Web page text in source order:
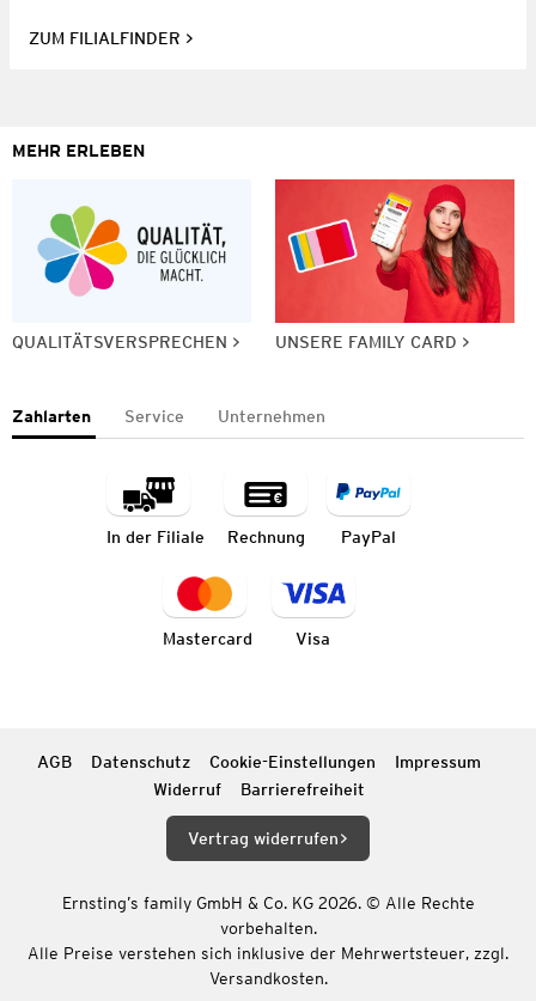
ZUM FILIALFINDER
MEHR ERLEBEN
QUALITÄTSVERSPRECHEN UNSERE FAMILY CARD
Zahlarten Service Unternehmen
In der Filiale Rechnung PayPal
Mastercard Visa
AGB Datenschutz Cookie-Einstellungen
Impressum
Widerruf
Barrierefreiheit
Vertrag widerrufen
Ernsting’s family GmbH & Co. KG 2026. © Alle Rechte
vorbehalten.
Alle Preise verstehen sich inklusive der Mehrwertsteuer, zzgl.
Versandkosten.